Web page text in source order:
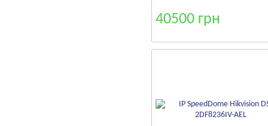
40500 грн